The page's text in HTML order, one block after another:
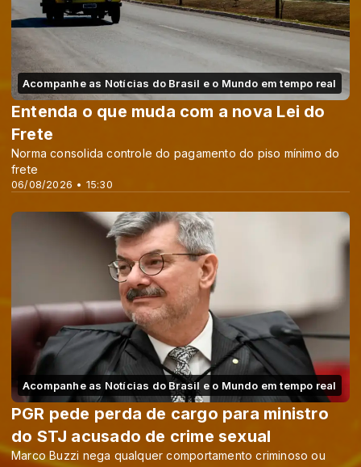
Acompanhe as Notícias do Brasil e o Mundo em tempo real
06/08/2026 • 15:30
Entenda o que muda com a nova Lei do
Frete
Norma consolida controle do pagamento do piso mínimo do
frete
Acompanhe as Notícias do Brasil e o Mundo em tempo real
PGR pede perda de cargo para ministro
do STJ acusado de crime sexual
Marco Buzzi nega qualquer comportamento criminoso ou